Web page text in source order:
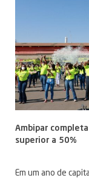
Ambipar
superior a 50%
Em um ano de